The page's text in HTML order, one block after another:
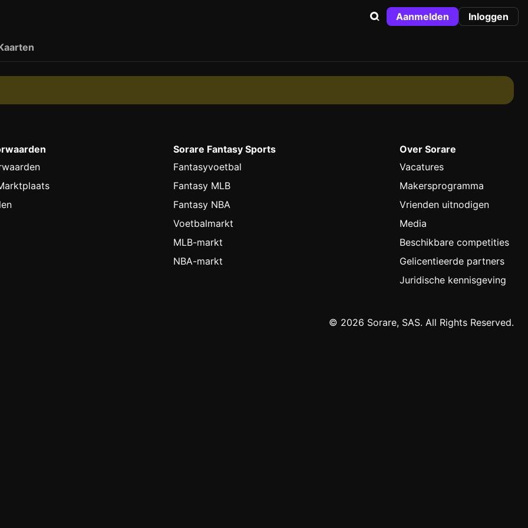
Aanmelden Inloggen
Sorare Fantasy Sports
Fantasyvoetbal
Fantasy MLB
Fantasy NBA
Voetbalmarkt
MLB-markt
NBA-markt
Over Sorare
Vacatures
Makersprogramma
Vrienden uitnodigen
Media
Beschikbare competities
Gelicentieerde partners
Juridische kennisgeving
© 2026 Sorare, SAS. All Rights Reserved.